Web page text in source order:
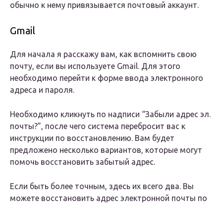
обычно к нему привязывается почтовый аккаунт.
Gmail
Для начала я расскажу вам, как вспомнить свою
почту, если вы используете Gmail. Для этого
необходимо перейти к форме ввода электронного
адреса и пароля.
Необходимо кликнуть по надписи “Забыли адрес эл.
почты?”, после чего система перебросит вас к
инструкции по восстановлению. Вам будет
предложено несколько вариантов, которые могут
помочь восстановить забытый адрес.
Если быть более точным, здесь их всего два. Вы
можете восстановить адрес электронной почты по